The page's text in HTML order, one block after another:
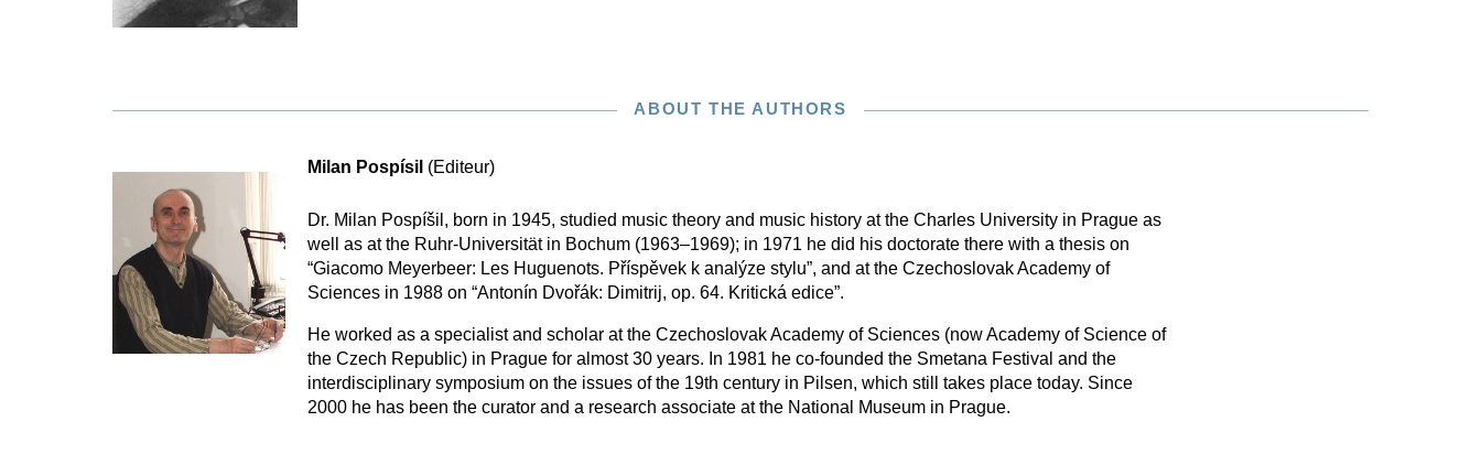
ABOUT THE AUTHORS
Milan Pospísil (Editeur)
Dr. Milan Pospíšil, born in 1945, studied music theory and music history at the Charles University in Prague as
well as at the Ruhr-Universität in Bochum (1963–1969); in 1971 he did his doctorate there with a thesis on
“Giacomo Meyerbeer: Les Huguenots. Příspěvek k analýze stylu”, and at the Czechoslovak Academy of
Sciences in 1988 on “Antonín Dvořák: Dimitrij, op. 64. Kritická edice”.
He worked as a specialist and scholar at the Czechoslovak Academy of Sciences (now Academy of Science of
the Czech Republic) in Prague for almost 30 years. In 1981 he co-founded the Smetana Festival and the
interdisciplinary symposium on the issues of the 19th century in Pilsen, which still takes place today. Since
2000 he has been the curator and a research associate at the National Museum in Prague.